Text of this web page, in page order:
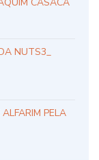
NUTS3_
PELA